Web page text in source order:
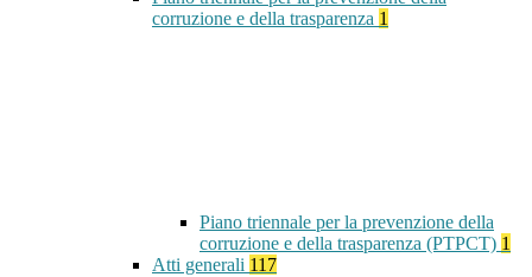
corruzione e della trasparenza 1
Piano triennale per la prevenzione della
corruzione e della trasparenza (PTPCT) 1
Atti generali 117